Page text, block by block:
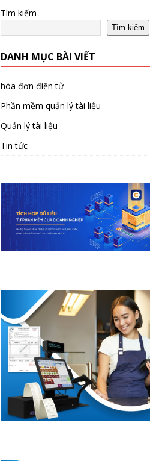
Tìm kiếm
Tìm kiếm
DANH MỤC BÀI VIẾT
hóa đơn điện tử
Phần mềm quản lý tài liệu
Quản lý tài liệu
Tin tức